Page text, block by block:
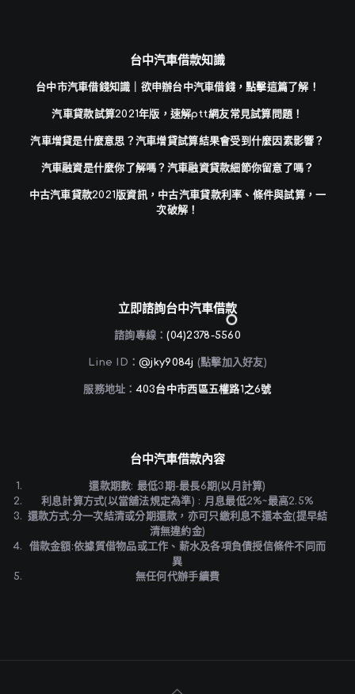
台中汽車借款知識
台中市汽車借錢知識｜欲申辦台中汽車借錢，點擊這篇了解！
汽車貸款試算2021年版，速解ptt網友常見試算問題！
汽車增貸是什麼意思？汽車增貸試算結果會受到什麼因素影響？
汽車融資是什麼你了解嗎？汽車融資貸款細節你留意了嗎？
中古汽車貸款2021版資訊，中古汽車貸款利率、條件與試算，一
次破解！
立即諮詢台中汽車借款
諮詢專線：(04)2378-5560
Line ID：@jky9084j (點擊加入好友)
服務地址：403台中市西區五權路1之6號
台中汽車借款內容
還款期數: 最低3期-最長6期(以月計算)
利息計算方式(以當舖法規定為準) : 月息最低2%~最高2.5%
還款方式:分一次結清或分期還款，亦可只繳利息不還本金(提早結
清無違約金)
借款金額:依據質借物品或工作、薪水及各項負債授信條件不同而
異
無任何代辦手續費